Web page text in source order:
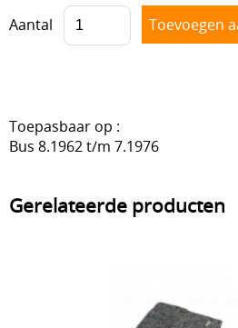
Aantal
Toepasbaar op :
Bus 8.1962 t/m 7.1976
Gerelateerde producten